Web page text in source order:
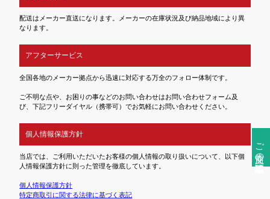
ご注文前の確認事項
配送はメーカー直送になります。メーカーの在庫状況及び納品地域により異
なります。
アフターサービス
全国各地のメーカー拠点から迅速に対応する万全のフォロー体制です。
ご不明な点や、お困りの事などのお問い合わせはお問い合わせフォーム及
び、下記フリーダイヤル（携帯可）でお気軽にお問い合わせください。
個人情報保護方針
当店では、ご利用いただいたお客様の個人情報の取り扱いについて、以下個
人情報保護方針に則った管理を徹底しています。
個人情報保護方針
特定商取引に関する法律に基づく表記